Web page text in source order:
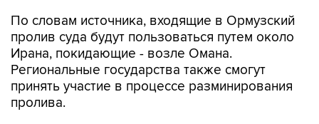
По словам источника, входящие в Ормузский
пролив суда будут пользоваться путем около
Ирана, покидающие - возле Омана.
Региональные государства также смогут
принять участие в процессе разминирования
пролива.